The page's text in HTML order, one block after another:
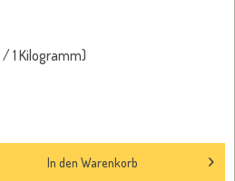
/ 1 Kilogramm)
In den Warenkorb